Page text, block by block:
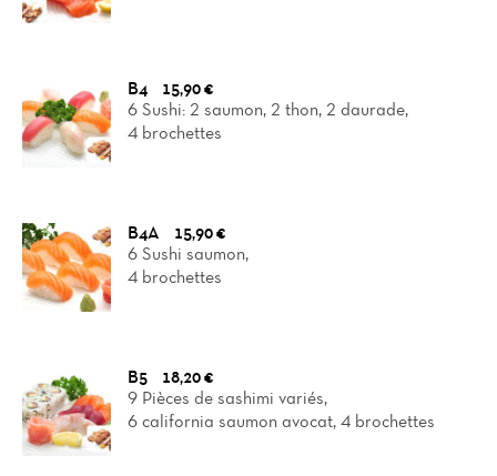
B4
15,90 €
6 Sushi: 2 saumon, 2 thon, 2 daurade,
4 brochettes
B4A
15,90 €
6 Sushi saumon,
4 brochettes
B5
18,20 €
9 Pièces de sashimi variés,
6 california saumon avocat, 4 brochettes